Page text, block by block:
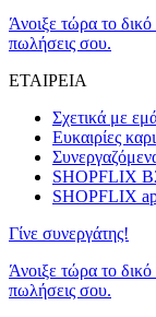
Άνοιξε τώρα το
πωλήσεις σου.
ΕΤΑΙΡΕΙΑ
Σχετικά με
Ευκαιρίες
SHOPFLIX
SHOPFLIX
Γίνε συνεργάτης!
Άνοιξε τώρα το
πωλήσεις σου.